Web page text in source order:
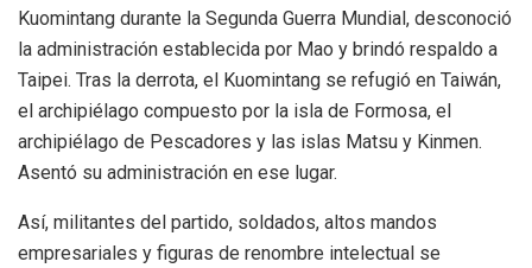
Kuomintang durante la Segunda Guerra Mundial, desconoció
la administración establecida por Mao y brindó respaldo a
Taipei. Tras la derrota, el Kuomintang se refugió en Taiwán,
el archipiélago compuesto por la isla de Formosa, el
archipiélago de Pescadores y las islas Matsu y Kinmen.
Asentó su administración en ese lugar.
Así, militantes del partido, soldados, altos mandos
empresariales y figuras de renombre intelectual se